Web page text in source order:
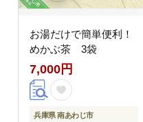
お湯だけで簡単便利！
めかぶ茶 3袋
7,000円
兵庫県 南あわじ市